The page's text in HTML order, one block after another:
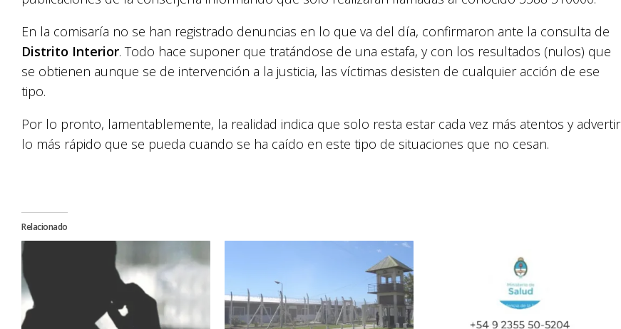
En la comisaría no se han registrado denuncias en lo que va del día, confirmaron ante la consulta de
Distrito Interior. Todo hace suponer que tratándose de una estafa, y con los resultados (nulos) que
se obtienen aunque se de intervención a la justicia, las víctimas desisten de cualquier acción de ese
tipo.
Por lo pronto, lamentablemente, la realidad indica que solo resta estar cada vez más atentos y advertir
lo más rápido que se pueda cuando se ha caído en este tipo de situaciones que no cesan.
Relacionado